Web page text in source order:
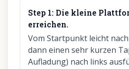
Step 1: Die kleine
erreichen.
Vom Startpunkt leicht
dann einen sehr kurzen
Aufladung) nach links